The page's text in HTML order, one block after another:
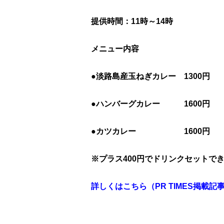
提供時間：11時～14時
メニュー内容
●淡路島産玉ねぎカレー 1300円
●ハンバーグカレー 1600円
●カツカレー 1600円
※プラス400円でドリンクセットで
詳しくはこちら （PR TIMES掲載記事